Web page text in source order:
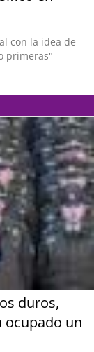
con la idea de
primeras"
duros,
ocupado un